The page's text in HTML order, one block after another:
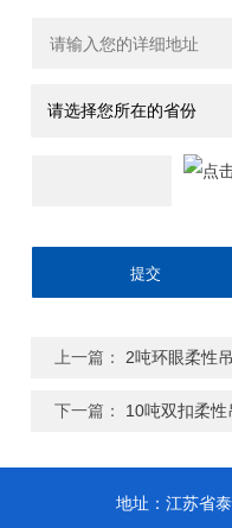
上一篇：2吨环眼柔性
下一篇： 10吨双扣柔性
地址：江苏省